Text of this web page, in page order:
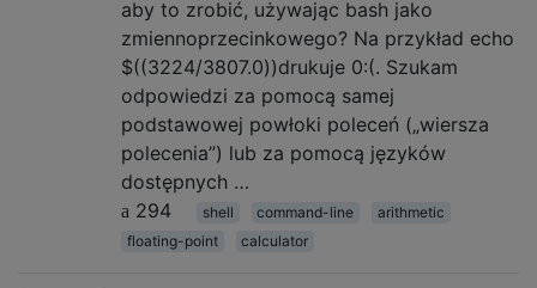
aby to zrobić, używając bash jako
zmiennoprzecinkowego? Na przykład echo
$((3224/3807.0))drukuje 0:(. Szukam
odpowiedzi za pomocą samej
podstawowej powłoki poleceń („wiersza
polecenia”) lub za pomocą języków
dostępnych …
294
shell command-line
arithmetic
floating-point
calculator